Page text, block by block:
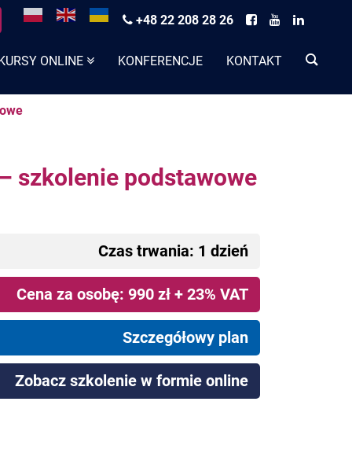
ONLINE KONFERENCJE KONTAKT
+48 22 208 28 26
szkolenie podstawowe
Czas trwania: 1 dzień
Cena za osobę: 990 zł + 23% VAT
Szczegółowy plan
Zobacz szkolenie w formie online